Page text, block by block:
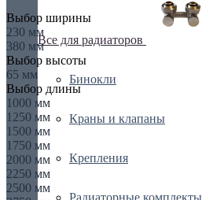
Все для радиаторов
Бинокли
Краны и клапаны
Крепления
Радиаторные комплекты
Выбор ширины
230 мм
380 мм
Выбор высоты
65 мм
Выбор длины
1000 мм
1250 мм
1500 мм
1750 мм
2000 мм
2250 мм
2500 мм